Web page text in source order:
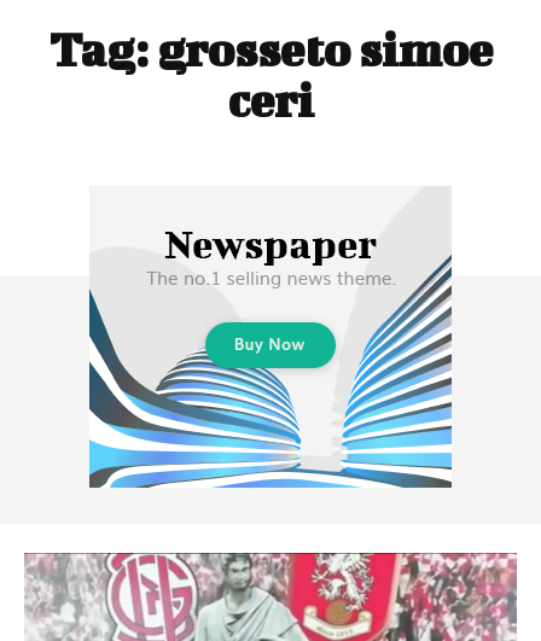
Tag: grosseto simoe
ceri